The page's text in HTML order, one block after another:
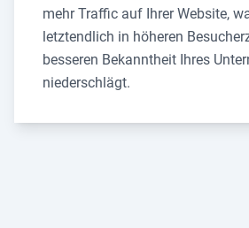
mehr Traffic auf Ihrer Website,
letztendlich in höheren
besseren Bekanntheit Ihres
niederschlägt.